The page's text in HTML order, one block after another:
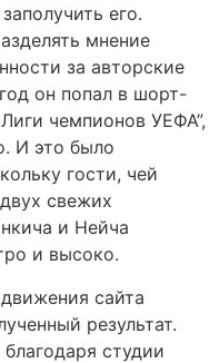
его.
мнение
за авторские
он попал в шорт-
чемпионов УЕФА”,
И это было
гости, чей
свежих
и Нейча
и высоко.
сайта
результат.
студии